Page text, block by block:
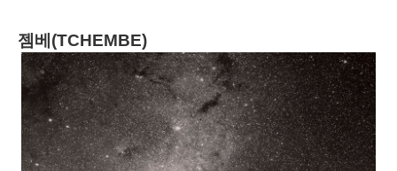
젬베(TCHEMBE)